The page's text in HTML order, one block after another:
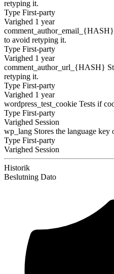
retyping it.
Type First-party
Varighed 1 year
comment_author_email_{HASH}
to avoid retyping it.
Type First-party
Varighed 1 year
comment_author_url_{HASH}
retyping it.
Type First-party
Varighed 1 year
wordpress_test_cookie Tests if
Type First-party
Varighed Session
wp_lang Stores the language key
Type First-party
Varighed Session
Historik
Beslutning Dato